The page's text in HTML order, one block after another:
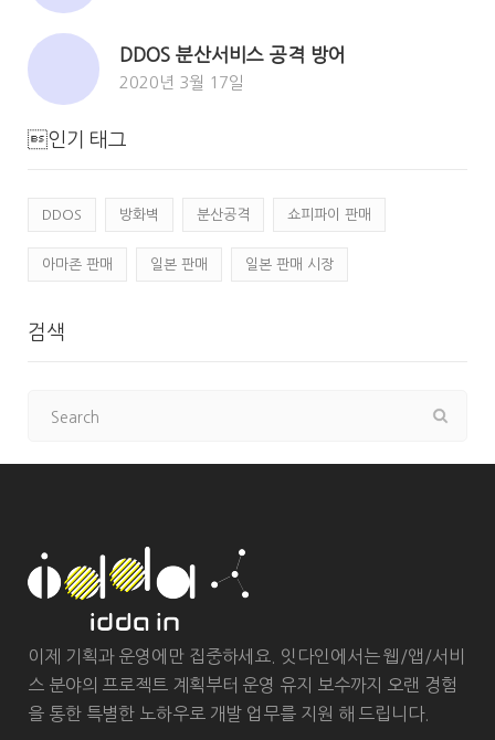
DDOS 분산서비스 공격 방어
2020년 3월 17일
인기 태그
DDOS 방화벽 분산공격 쇼피파이 판매
아마존 판매 일본 판매 일본 판매 시장
검색
이제 기획과 운영에만 집중하세요. 잇다인에서는 웹/앱/서비
스 분야의 프로젝트 계획부터 운영 유지 보수까지 오랜 경험
을 통한 특별한 노하우로 개발 업무를 지원 해 드립니다.